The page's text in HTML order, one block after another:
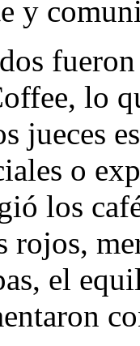
y
lo
jueces
o
los
rojos,
el